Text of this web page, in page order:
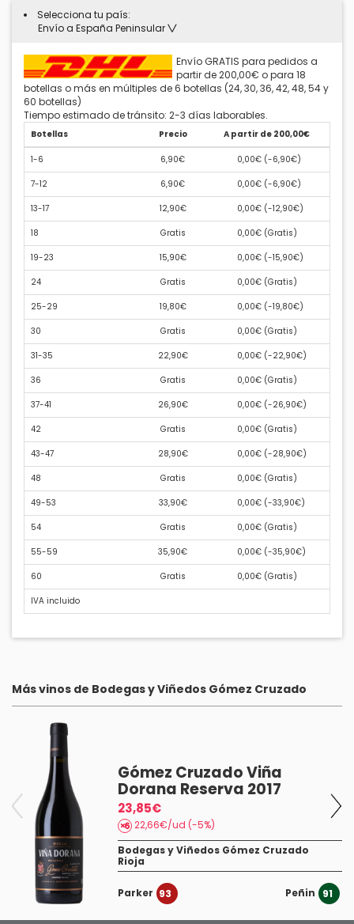
Selecciona tu país:
Envío a España Peninsular
Envío GRATIS para pedidos a
partir de 200,00€ o para 18
botellas o más en múltiples de 6 botellas (24, 30, 36, 42, 48, 54 y
60 botellas)
Tiempo estimado de tránsito: 2-3 días laborables.
Botellas Precio A partir de 200,00€
1-6 6,90€ 0,00€ (-6,90€)
7-12 6,90€ 0,00€ (-6,90€)
13-17 12,90€ 0,00€ (-12,90€)
18 Gratis 0,00€ (Gratis)
19-23 15,90€ 0,00€ (-15,90€)
24 Gratis 0,00€ (Gratis)
25-29 19,80€ 0,00€ (-19,80€)
30 Gratis 0,00€ (Gratis)
31-35 22,90€ 0,00€ (-22,90€)
36 Gratis 0,00€ (Gratis)
37-41 26,90€ 0,00€ (-26,90€)
42 Gratis 0,00€ (Gratis)
43-47 28,90€ 0,00€ (-28,90€)
48 Gratis 0,00€ (Gratis)
49-53 33,90€ 0,00€ (-33,90€)
54 Gratis 0,00€ (Gratis)
55-59 35,90€ 0,00€ (-35,90€)
60 Gratis 0,00€ (Gratis)
IVA incluido
Más vinos de Bodegas y Viñedos Gómez Cruzado
Gómez Cruzado Viña
Dorana Reserva 2017
23,85€
22,66€/ud (-5%)
Bodegas y Viñedos Gómez Cruzado
Rioja
Parker 93 Peñin 91